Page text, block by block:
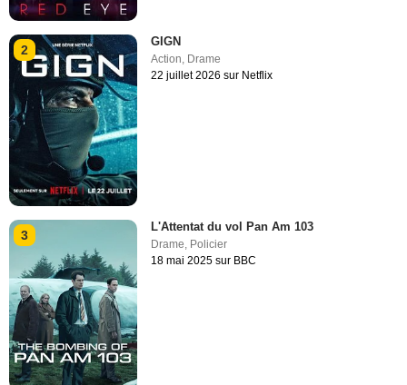
2
GIGN
Action, Drame
22 juillet 2026 sur Netflix
3
L'Attentat du vol Pan Am 103
Drame Policier
18 mai 2025 sur BBC